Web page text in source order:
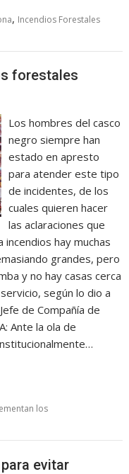
, Incendios Forestales
forestales
Los hombres del casco
negro siempre han
estado en apresto
para atender este tipo
de incidentes, de los
cuales quieren hacer
las aclaraciones que
hay muchas
grandes, pero
y no hay casas cerca
según lo dio a
de Compañía de
Ante la ola de
los
evitar